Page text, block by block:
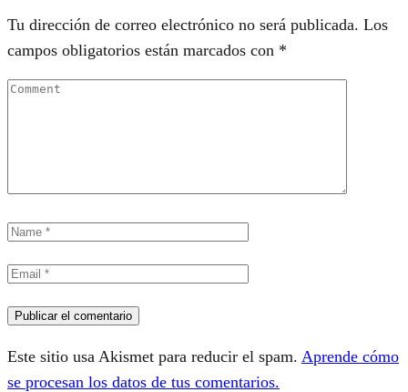
Tu dirección de correo electrónico no será publicada. Los
campos obligatorios están marcados con *
Este sitio usa Akismet para reducir el spam. Aprende cómo
se procesan los datos de tus comentarios.